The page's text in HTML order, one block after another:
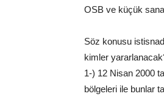
OSB ve küçük
Söz konusu
kimler
1-) 12 Nisan 2000
bölgeleri ile bunlar